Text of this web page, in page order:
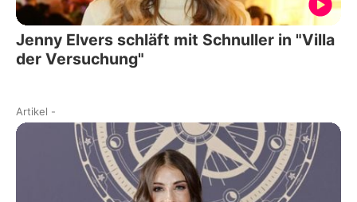
Jenny Elvers schläft mit Schnuller in "Villa
der Versuchung"
Artikel -